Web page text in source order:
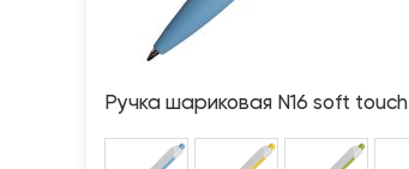
Ручка шариковая N16 soft touch